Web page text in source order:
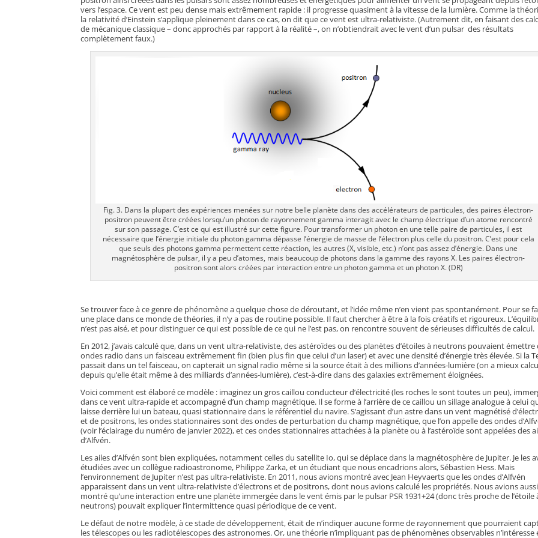
vers l’espace. Ce vent est peu dense mais extrêmement rapide : il progresse quasiment à la vitesse de la lumière. Comme la
la relativité d’Einstein s’applique pleinement dans ce cas, on dit que ce vent est ultra-relativiste. (Autrement dit, en faisant des
de mécanique classique – donc approchés par rapport à la réalité –, on n’obtiendrait avec le vent d’un pulsar des résultats
complètement faux.)
Fig. 3. Dans la plupart des expériences menées sur notre belle planète dans des accélérateurs de particules, des paires électron-
positron peuvent être créées lorsqu’un photon de rayonnement gamma interagit avec le champ électrique d’un atome rencontré
sur son passage. C’est ce qui est illustré sur cette figure. Pour transformer un photon en une telle paire de particules, il est
nécessaire que l’énergie initiale du photon gamma dépasse l’énergie de masse de l’électron plus celle du positron. C’est pour cela
que seuls des photons gamma permettent cette réaction, les autres (X, visible, etc.) n’ont pas assez d’énergie. Dans une
magnétosphère de pulsar, il y a peu d’atomes, mais beaucoup de photons dans la gamme des rayons X. Les paires électron-
positron sont alors créées par interaction entre un photon gamma et un photon X. (DR)
Se trouver face à ce genre de phénomène a quelque chose de déroutant, et l’idée même n’en vient pas spontanément. Pour se
une place dans ce monde de théories, il n’y a pas de routine possible. Il faut chercher à être à la fois créatifs et rigoureux.
n’est pas aisé, et pour distinguer ce qui est possible de ce qui ne l’est pas, on rencontre souvent de sérieuses difficultés de calcul.
En 2012, j’avais calculé que, dans un vent ultra-relativiste, des astéroïdes ou des planètes d’étoiles à neutrons pouvaient émettre
ondes radio dans un faisceau extrêmement fin (bien plus fin que celui d’un laser) et avec une densité d’énergie très élevée. Si la
passait dans un tel faisceau, on capterait un signal radio même si la source était à des millions d’années-lumière (on a mieux
depuis qu’elle était même à des milliards d’années-lumière), c’est-à-dire dans des galaxies extrêmement éloignées.
Voici comment est élaboré ce modèle : imaginez un gros caillou conducteur d’électricité (les roches le sont toutes un peu),
dans ce vent ultra-rapide et accompagné d’un champ magnétique. Il se forme à l’arrière de ce caillou un sillage analogue à celui
laisse derrière lui un bateau, quasi stationnaire dans le référentiel du navire. S’agissant d’un astre dans un vent magnétisé
et de positrons, les ondes stationnaires sont des ondes de perturbation du champ magnétique, que l’on appelle des ondes
(voir l’éclairage du numéro de janvier 2022), et ces ondes stationnaires attachées à la planète ou à l’astéroïde sont appelées des
d’Alfvén.
Les ailes d’Alfvén sont bien expliquées, notamment celles du satellite Io, qui se déplace dans la magnétosphère de Jupiter. Je les
étudiées avec un collègue radioastronome, Philippe Zarka, et un étudiant que nous encadrions alors, Sébastien Hess. Mais
l’environnement de Jupiter n’est pas ultra-relativiste. En 2011, nous avions montré avec Jean Heyvaerts que les ondes d’Alfvén
apparaissent dans un vent ultra-relativiste d’électrons et de positrons, dont nous avions calculé les propriétés. Nous avions aussi
montré qu’une interaction entre une planète immergée dans le vent émis par le pulsar PSR 1931+24 (donc très proche de l’étoile
neutrons) pouvait expliquer l’intermittence quasi périodique de ce vent.
Le défaut de notre modèle, à ce stade de développement, était de n’indiquer aucune forme de rayonnement que pourraient
les télescopes ou les radiotélescopes des astronomes. Or, une théorie n’impliquant pas de phénomènes observables n’intéresse